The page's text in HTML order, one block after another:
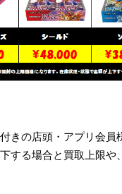
きの店頭・アプリ会
する場合と買取上限や